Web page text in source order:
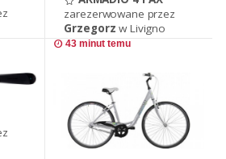
zarezerwowane przez
Grzegorz w Livigno
43 minut temu